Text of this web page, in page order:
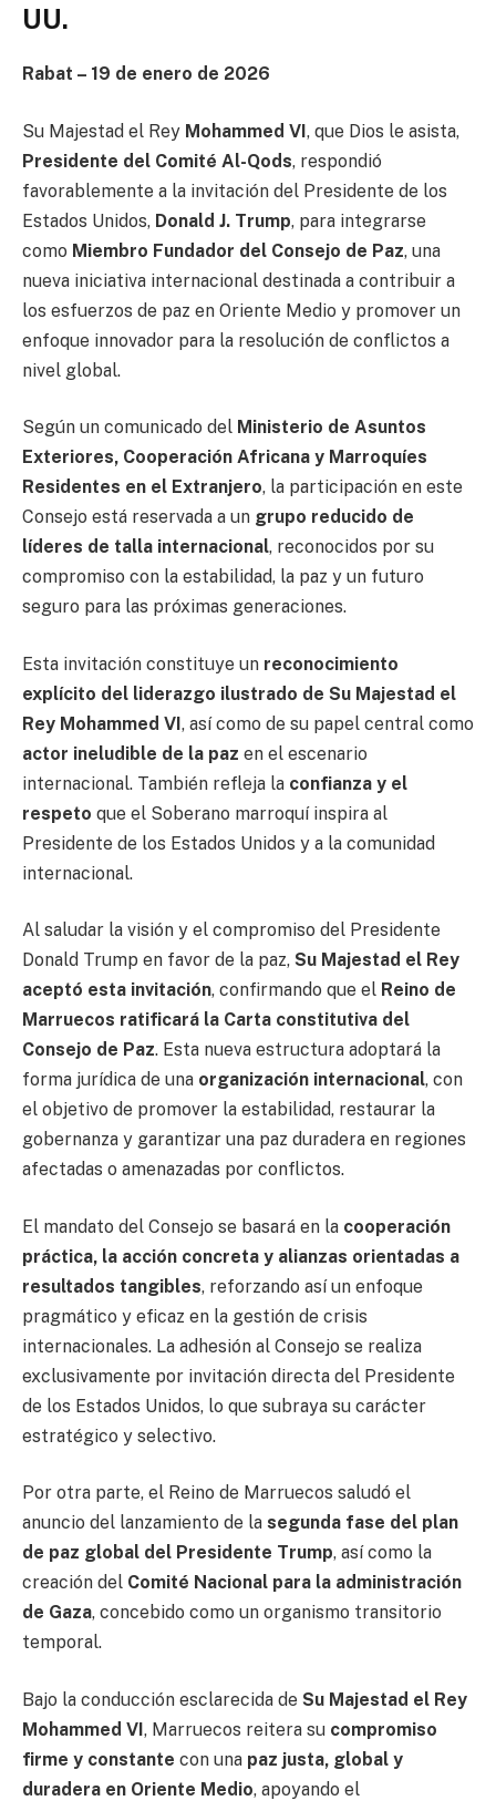
UU.
Rabat – 19 de enero de 2026
Su Majestad el Rey Mohammed VI, que Dios le asista,
Presidente del Comité Al-Qods, respondió
favorablemente a la invitación del Presidente de los
Estados Unidos, Donald J. Trump, para integrarse
como Miembro Fundador del Consejo de Paz, una
nueva iniciativa internacional destinada a contribuir a
los esfuerzos de paz en Oriente Medio y promover un
enfoque innovador para la resolución de conflictos a
nivel global.
Según un comunicado del Ministerio de Asuntos
Exteriores, Cooperación Africana y Marroquíes
Residentes en el Extranjero, la participación en este
Consejo está reservada a un grupo reducido de
líderes de talla internacional, reconocidos por su
compromiso con la estabilidad, la paz y un futuro
seguro para las próximas generaciones.
Esta invitación constituye un reconocimiento
explícito del liderazgo ilustrado de Su Majestad el
Rey Mohammed VI, así como de su papel central como
actor ineludible de la paz en el escenario
internacional. También refleja la confianza y el
respeto que el Soberano marroquí inspira al
Presidente de los Estados Unidos y a la comunidad
internacional.
Al saludar la visión y el compromiso del Presidente
Donald Trump en favor de la paz, Su Majestad el Rey
aceptó esta invitación, confirmando que el Reino de
Marruecos ratificará la Carta constitutiva del
Consejo de Paz. Esta nueva estructura adoptará la
forma jurídica de una organización internacional, con
el objetivo de promover la estabilidad, restaurar la
gobernanza y garantizar una paz duradera en regiones
afectadas o amenazadas por conflictos.
El mandato del Consejo se basará en la cooperación
práctica, la acción concreta y alianzas orientadas a
resultados tangibles, reforzando así un enfoque
pragmático y eficaz en la gestión de crisis
internacionales. La adhesión al Consejo se realiza
exclusivamente por invitación directa del Presidente
de los Estados Unidos, lo que subraya su carácter
estratégico y selectivo.
Por otra parte, el Reino de Marruecos saludó el
anuncio del lanzamiento de la segunda fase del plan
de paz global del Presidente Trump, así como la
creación del Comité Nacional para la administración
de Gaza, concebido como un organismo transitorio
temporal.
Bajo la conducción esclarecida de Su Majestad el Rey
Mohammed VI, Marruecos reitera su compromiso
firme y constante con una paz justa, global y
duradera en Oriente Medio, apoyando el